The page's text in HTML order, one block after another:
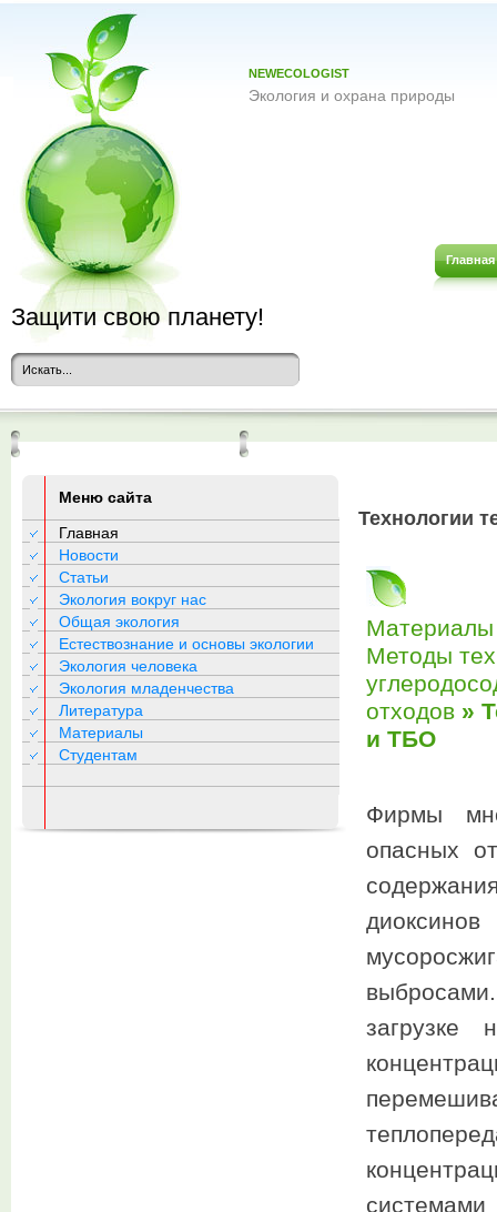
NEWECOLOGIST
Экология и охрана природы
Главная
Защити свою планету!
Меню сайта
Главная
Новости
Статьи
Экология вокруг нас
Общая экология
Естествознание и основы экологии
Экология человека
Экология младенчества
Литература
Материалы
Студентам
Технологии
Материалы
Методы
отходов »
и ТБО
Фирмы
опасных
загрузке